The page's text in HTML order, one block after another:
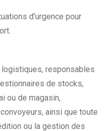
d’urgence pour
responsables
de stocks,
ou de magasin,
ainsi que toute
ou la gestion des